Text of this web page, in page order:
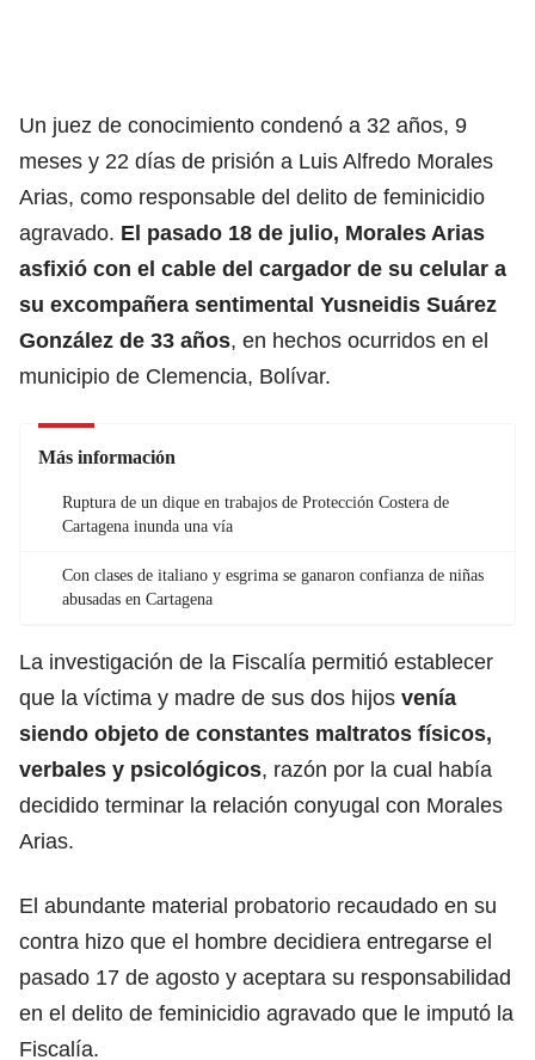
Un juez de conocimiento condenó a 32 años, 9
meses y 22 días de prisión a Luis Alfredo Morales
Arias, como responsable del delito de feminicidio
agravado. El pasado 18 de julio, Morales Arias
asfixió con el cable del cargador de su celular a
su excompañera sentimental Yusneidis Suárez
González de 33 años, en hechos ocurridos en el
municipio de Clemencia, Bolívar.
Más información
Ruptura de un dique en trabajos de Protección Costera de
Cartagena inunda una vía
Con clases de italiano y esgrima se ganaron confianza de niñas
abusadas en Cartagena
La investigación de la Fiscalía permitió establecer
que la víctima y madre de sus dos hijos venía
siendo objeto de constantes maltratos físicos,
verbales y psicológicos, razón por la cual había
decidido terminar la relación conyugal con Morales
Arias.
El abundante material probatorio recaudado en su
contra hizo que el hombre decidiera entregarse el
pasado 17 de agosto y aceptara su responsabilidad
en el delito de feminicidio agravado que le imputó la
Fiscalía.